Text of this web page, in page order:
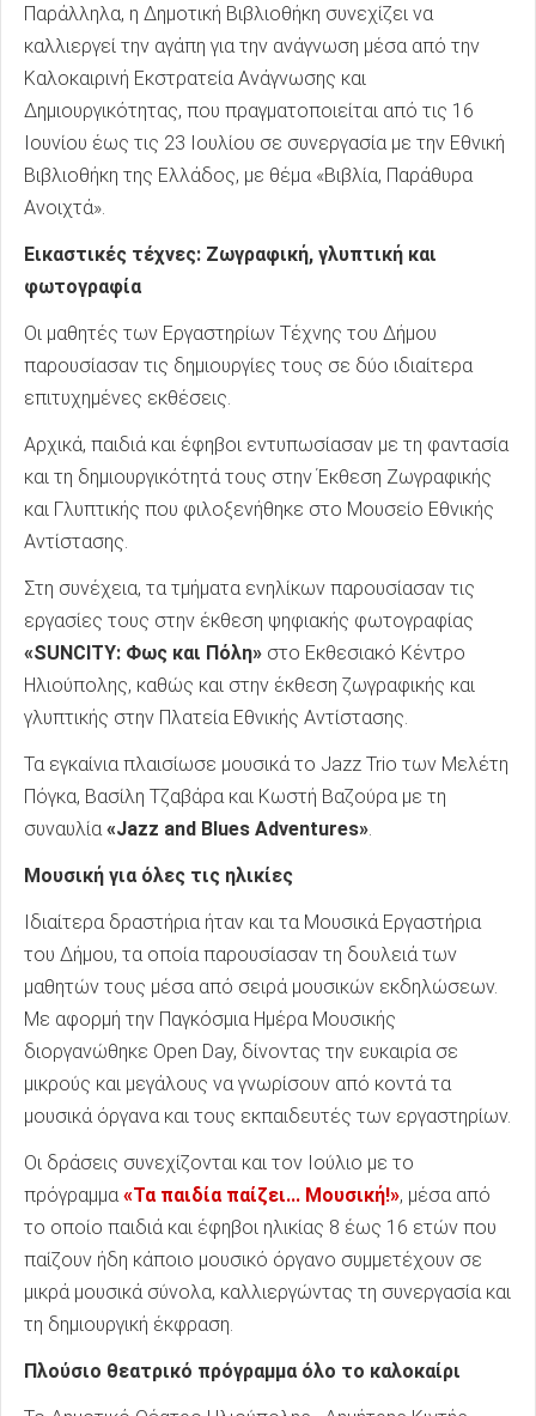
Παράλληλα, η Δημοτική Βιβλιοθήκη συνεχίζει να
καλλιεργεί την αγάπη για την ανάγνωση μέσα από την
Καλοκαιρινή Εκστρατεία Ανάγνωσης και
Δημιουργικότητας, που πραγματοποιείται από τις 16
Ιουνίου έως τις 23 Ιουλίου σε συνεργασία με την Εθνική
Βιβλιοθήκη της Ελλάδος, με θέμα «Βιβλία, Παράθυρα
Ανοιχτά».
Εικαστικές τέχνες: Ζωγραφική, γλυπτική και
φωτογραφία
Οι μαθητές των Εργαστηρίων Τέχνης του Δήμου
παρουσίασαν τις δημιουργίες τους σε δύο ιδιαίτερα
επιτυχημένες εκθέσεις.
Αρχικά, παιδιά και έφηβοι εντυπωσίασαν με τη φαντασία
και τη δημιουργικότητά τους στην Έκθεση Ζωγραφικής
και Γλυπτικής που φιλοξενήθηκε στο Μουσείο Εθνικής
Αντίστασης.
Στη συνέχεια, τα τμήματα ενηλίκων παρουσίασαν τις
εργασίες τους στην έκθεση ψηφιακής φωτογραφίας
«SUNCITY: Φως και Πόλη» στο Εκθεσιακό Κέντρο
Ηλιούπολης, καθώς και στην έκθεση ζωγραφικής και
γλυπτικής στην Πλατεία Εθνικής Αντίστασης.
Τα εγκαίνια πλαισίωσε μουσικά το Jazz Trio των Μελέτη
Πόγκα, Βασίλη Τζαβάρα και Κωστή Βαζούρα με τη
συναυλία «Jazz and Blues Adventures»
Μουσική για όλες τις ηλικίες
Ιδιαίτερα δραστήρια ήταν και τα Μουσικά Εργαστήρια
του Δήμου, τα οποία παρουσίασαν τη δουλειά των
μαθητών τους μέσα από σειρά μουσικών εκδηλώσεων.
Με αφορμή την Παγκόσμια Ημέρα Μουσικής
διοργανώθηκε Open Day, δίνοντας την ευκαιρία σε
μικρούς και μεγάλους να γνωρίσουν από κοντά τα
μουσικά όργανα και τους εκπαιδευτές των εργαστηρίων.
Οι δράσεις συνεχίζονται και τον Ιούλιο με το
πρόγραμμα «Τα παιδία παίζει... Μουσική!», μέσα από
το οποίο παιδιά και έφηβοι ηλικίας 8 έως 16 ετών που
παίζουν ήδη κάποιο μουσικό όργανο συμμετέχουν σε
μικρά μουσικά σύνολα, καλλιεργώντας τη συνεργασία και
τη δημιουργική έκφραση.
Πλούσιο θεατρικό πρόγραμμα όλο το καλοκαίρι